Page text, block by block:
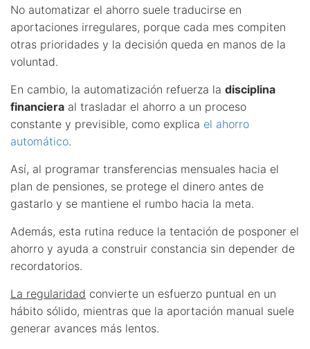
No automatizar el ahorro suele traducirse en
aportaciones irregulares, porque cada mes compiten
otras prioridades y la decisión queda en manos de la
voluntad.
En cambio, la automatización refuerza la disciplina
financiera al trasladar el ahorro a un proceso
constante y previsible, como explica el ahorro
automático.
Así, al programar transferencias mensuales hacia el
plan de pensiones, se protege el dinero antes de
gastarlo y se mantiene el rumbo hacia la meta.
Además, esta rutina reduce la tentación de posponer el
ahorro y ayuda a construir constancia sin depender de
recordatorios.
La regularidad convierte un esfuerzo puntual en un
hábito sólido, mientras que la aportación manual suele
generar avances más lentos.